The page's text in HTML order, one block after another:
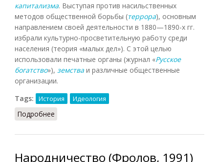
капитализма. Выступая против насильственных
методов общественной борьбы (террора), основным
направлением своей деятельности в 1880—1890-х гг.
избрали культурно-просветительную работу среди
населения (теория «малых дел»). С этой целью
использовали печатные органы (журнал «Русское
богатство»), земства и различные общественные
организации.
Tags:
История Идеология
Подробнее
Народничество (Фролов, 1991)